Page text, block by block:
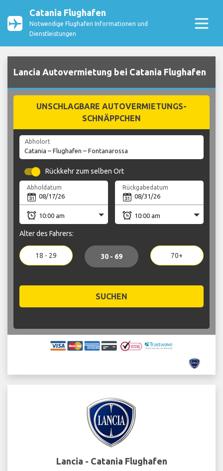
Catania Flughafen
Notwendige Flughafen Informationen und
Dienstleistungen
Lancia Autovermietung bei Catania Flughafen
UNSCHLAGBARE AUTOVERMIETUNGS-
SCHNÄPPCHEN
Abholort
Rückkehr zum selben Ort
Abholdatum Rückgabedatum
Alter des Fahrers:
18 - 29 30 - 69 70+
SUCHEN
Lancia - Catania Flughafen